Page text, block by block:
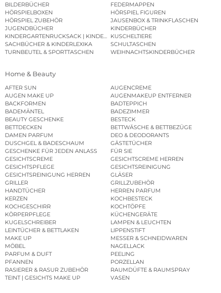
BILDERBÜCHER
FEDERMAPPEN
HÖRSPIELBOXEN
HÖRSPIEL FIGUREN
HÖRSPIEL ZUBEHÖR
JAUSENBOX & TRINKFLASCHEN
JUGENDBÜCHER
KINDERBÜCHER
KINDERGARTENRUCKSACK | KINDERGARTENBEUTEL
KUSCHELTIERE
SACHBÜCHER & KINDERLEXIKA
SCHULTASCHEN
TURNBEUTEL & SPORTTASCHEN
WEIHNACHTSKINDERBÜCHER
Home & Beauty
AFTER SUN
AUGENCREME
AUGEN MAKE UP
AUGENMAKEUP ENTFERNER
BACKFORMEN
BADTEPPICH
BADEMÄNTEL
BADEZIMMER
BEAUTY GESCHENKE
BESTECK
BETTDECKEN
BETTWÄSCHE & BETTBEZÜGE
DAMEN PARFUM
DEO & DEODORANTS
DUSCHGEL & BADESCHAUM
GÄSTETÜCHER
GESCHENKE FÜR JEDEN ANLASS
FÜR SIE
GESICHTSCREME
GESICHTSCREME HERREN
GESICHTSPFLEGE
GESICHTSREINIGUNG
GESICHTSREINIGUNG HERREN
GLÄSER
GRILLER
GRILLZUBEHÖR
HANDTÜCHER
HERREN PARFUM
KERZEN
KOCHBESTECK
KOCHGESCHIRR
KOCHTÖPFE
KÖRPERPFLEGE
KÜCHENGERÄTE
KUGELSCHREIBER
LAMPEN & LEUCHTEN
LEINTÜCHER & BETTLAKEN
LIPPENSTIFT
MAKE UP
MESSER & SCHNEIDWAREN
MÖBEL
NAGELLACK
PARFUM & DUFT
PEELING
PFANNEN
PORZELLAN
RASIERER & RASUR ZUBEHÖR
RAUMDÜFTE & RAUMSPRAY
TEINT | GESICHTS MAKE UP
VASEN